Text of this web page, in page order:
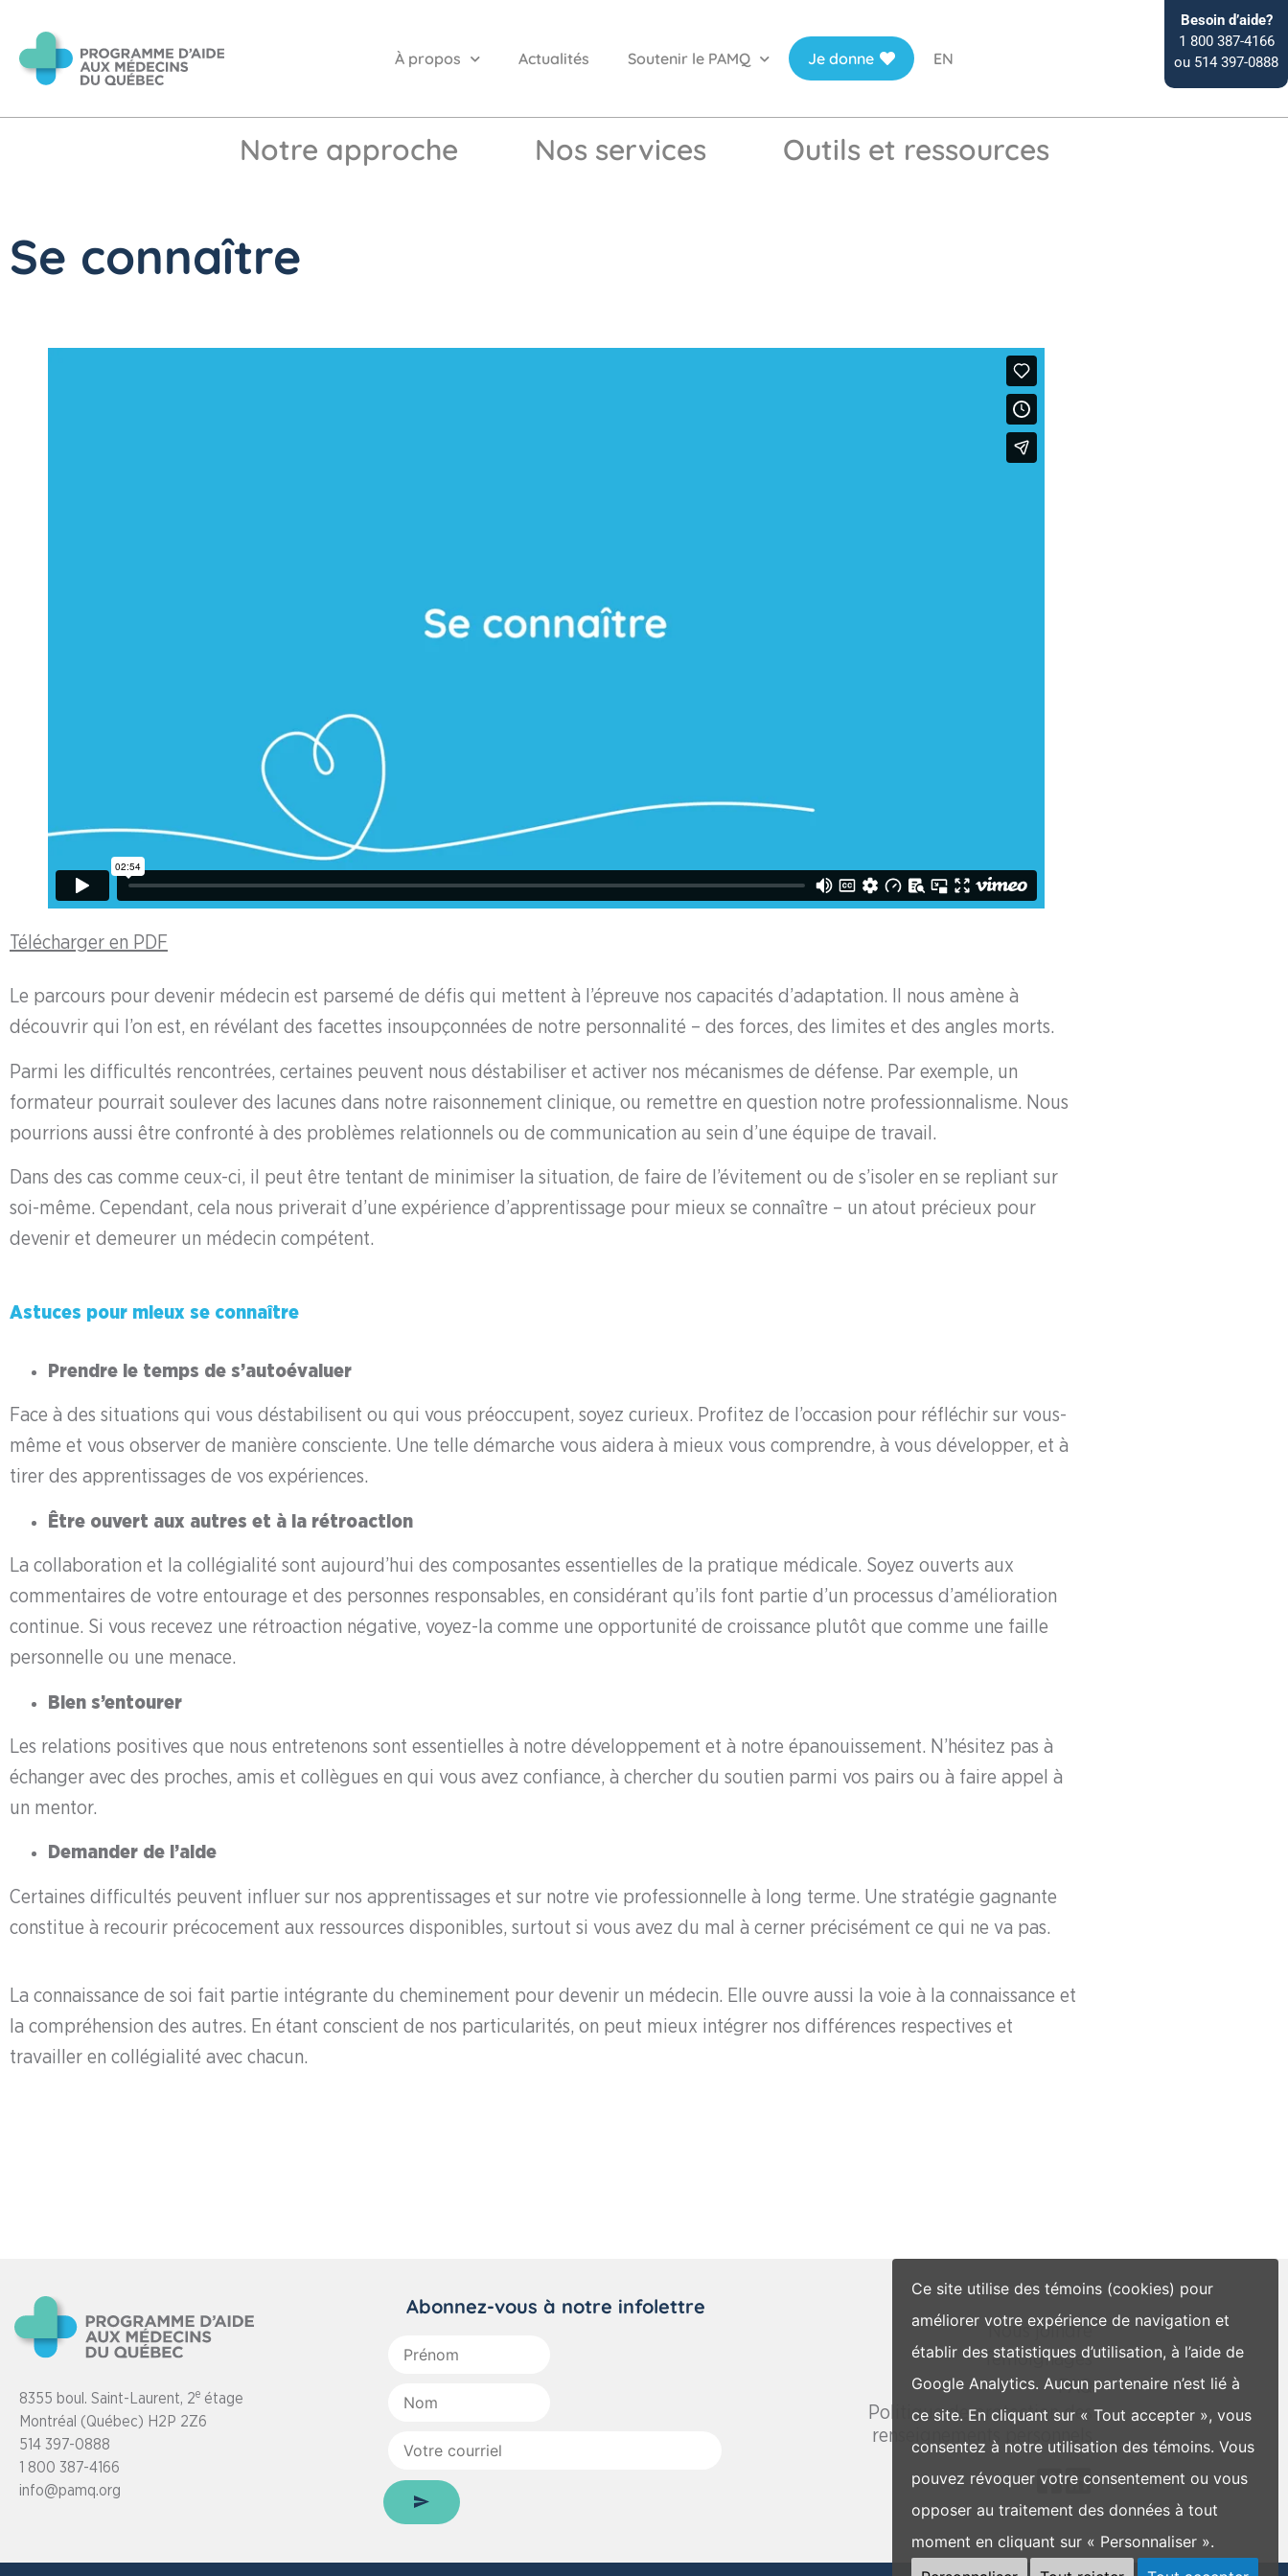
À propos Actualités Soutenir le PAMQ Je donne EN
Besoin d’aide?
1 800 387-4166
ou 514 397-0888
Notre approche Nos services Outils et ressources
Se connaître
Télécharger en PD F
Le parcours pour devenir médecin est parsemé de défis qui mettent à l’épreuve nos capacités d’adaptation. Il nous amène à
découvrir qui l’on est, en révélant des facettes insoupçonnées de notre personnalité – des forces, des limites et des angles morts.
Parmi les difficultés rencontrées, certaines peuvent nous déstabiliser et activer nos mécanismes de défense. Par exemple, un
formateur pourrait soulever des lacunes dans notre raisonnement clinique, ou remettre en question notre professionnalisme. Nous
pourrions aussi être confronté à des problèmes relationnels ou de communication au sein d’une équipe de travail.
Dans des cas comme ceux-ci, il peut être tentant de minimiser la situation, de faire de l’évitement ou de s’isoler en se repliant sur
soi-même. Cependant, cela nous priverait d’une expérience d’apprentissage pour mieux se connaître – un atout précieux pour
devenir et demeurer un médecin compétent.
Astuces pour mieux se connaître
Prendre le temps de s’autoévaluer
Face à des situations qui vous déstabilisent ou qui vous préoccupent, soyez curieux. Profitez de l’occasion pour réfléchir sur vous-
même et vous observer de manière consciente. Une telle démarche vous aidera à mieux vous comprendre, à vous développer, et à
tirer des apprentissages de vos expériences.
Être ouvert aux autres et à la rétroaction
La collaboration et la collégialité sont aujourd’hui des composantes essentielles de la pratique médicale. Soyez ouverts aux
commentaires de votre entourage et des personnes responsables, en considérant qu’ils font partie d’un processus d’amélioration
continue. Si vous recevez une rétroaction négative, voyez-la comme une opportunité de croissance plutôt que comme une faille
personnelle ou une menace.
Bien s’entourer
Les relations positives que nous entretenons sont essentielles à notre développement et à notre épanouissement. N’hésitez pas à
échanger avec des proches, amis et collègues en qui vous avez confiance, à chercher du soutien parmi vos pairs ou à faire appel à
un mentor.
Demander de l’aide
Certaines difficultés peuvent influer sur nos apprentissages et sur notre vie professionnelle à long terme. Une stratégie gagnante
constitue à recourir précocement aux ressources disponibles, surtout si vous avez du mal à cerner précisément ce qui ne va pas.
La connaissance de soi fait partie intégrante du cheminement pour devenir un médecin. Elle ouvre aussi la voie à la connaissance et
la compréhension des autres. En étant conscient de nos particularités, on peut mieux intégrer nos différences respectives et
travailler en collégialité avec chacun.
8355 boul. Saint-Laurent, 2e étage
Montréal (Québec) H2P 2Z6
514 397-0888
1 800 387-4166
info@pamq.org
Abonnez-vous à notre infolettre
courriel
Nous joindre
Témoignages
FAQ
Politique de protection des
renseignements personnels
Ce site utilise des témoins (cookies) pour
améliorer votre expérience de navigation et
établir des statistiques d’utilisation, à l’aide de
Google Analytics. Aucun partenaire n’est lié à
ce site. En cliquant sur « Tout accepter », vous
consentez à notre utilisation des témoins. Vous
pouvez révoquer votre consentement ou vous
opposer au traitement des données à tout
moment en cliquant sur « Personnaliser ».